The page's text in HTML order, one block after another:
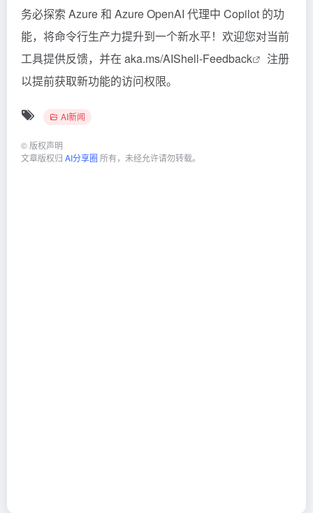
务必探索 Azure 和 Azure OpenAI 代理中 Copilot 的功
能，将命令行生产力提升到一个新水平！欢迎您对当前
工具提供反馈，并在 aka.ms/AIShell-Feedback
注册
以提前获取新功能的访问权限。
AI新闻
© 版权声明
文章版权归 AI分享圈 所有，未经允许请勿转载。